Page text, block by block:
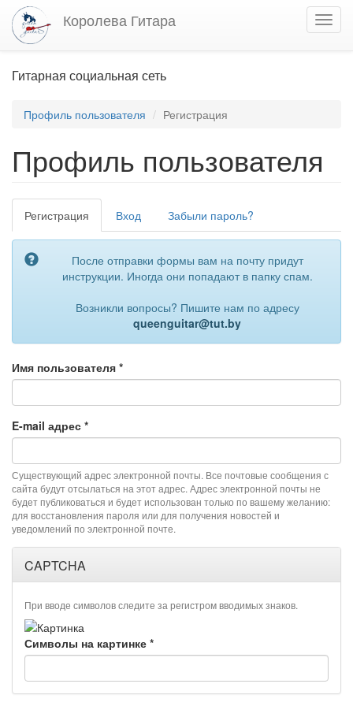
Перейти
основному
содержанию
Королева Гитара
Гитарная социальная сеть
Профиль пользователя Регистрация
Профиль пользователя
Главные
вкладки
Регистрация (активная
вкладка)
Вход Забыли пароль?
После отправки формы вам на почту придут
инструкции. Иногда они попадают в папку спам.
Возникли вопросы? Пишите нам по адресу
queenguitar@tut.by
Имя пользователя *
E-mail адрес *
Существующий адрес электронной почты. Все почтовые сообщения с
сайта будут отсылаться на этот адрес. Адрес электронной почты не
будет публиковаться и будет использован только по вашему желанию:
для восстановления пароля или для получения новостей и
уведомлений по электронной почте.
CAPTCHA
При вводе символов следите за регистром вводимых знаков.
Символы на картинке *